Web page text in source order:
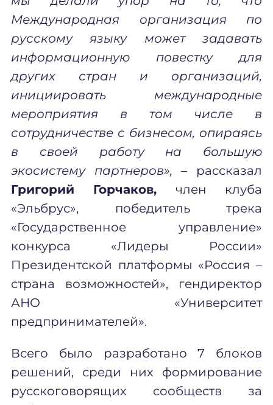
Международная организация по
русскому языку может задавать
информационную повестку для
других стран и организаций,
инициировать международные
мероприятия в том числе в
сотрудничестве с бизнесом, опираясь
в своей работу на большую
экосистему партнеров», – рассказал
Григорий Горчаков, член клуба
«Эльбрус», победитель трека
«Государственное управление»
конкурса «Лидеры России»
Президентской платформы «Россия –
страна возможностей», гендиректор
АНО «Университет
предпринимателей».
Всего было разработано 7 блоков
решений, среди них формирование
русскоговорящих сообществ за